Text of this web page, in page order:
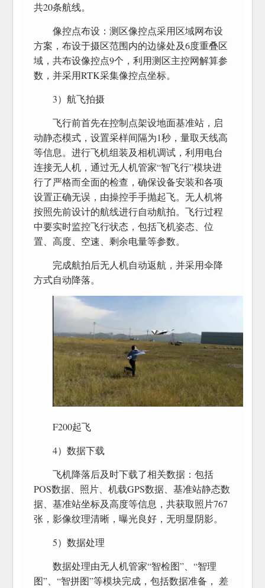
共20条航线。
像控点布设：测区像控点采用区域网布设
方案，布设于摄区范围内的边缘处及6度重叠区
域，共布设像控点9个，利用测区主控网解算参
数，并采用RTK采集像控点坐标。
3）航飞拍摄
飞行前首先在控制点架设地面基准站，启
动静态模式，设置采样间隔为1秒，量取天线高
等信息。进行飞机组装及相机调试，利用电台
连接无人机，通过无人机管家“智飞行”模块进
行了严格而全面的检查，确保设备安装和各项
设置正确无误，由操控手手抛起飞。无人机将
按照先前设计的航线进行自动航拍。飞行过程
中要实时监控飞行状态，包括飞机姿态、位
置、高度、空速、剩余电量等参数。
完成航拍后无人机自动返航，并采用伞降
方式自动降落。
F200起飞
4）数据下载
飞机降落后及时下载了相关数据：包括
POS数据、照片、机载GPS数据、基准站静态数
据、基准站坐标及高度等信息，共获取照片767
张，影像纹理清晰，曝光良好，无明显阴影。
5）数据处理
数据处理由无人机管家“智检图”、“智理
图”、“智拼图”等模块完成，包括数据准备， 差